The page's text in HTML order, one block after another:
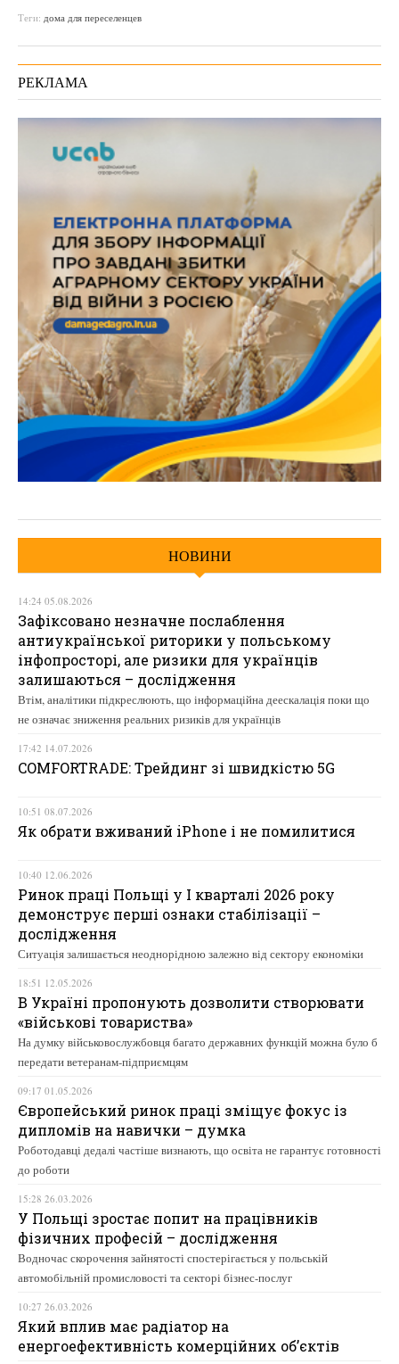
Теги: дома для переселенцев
РЕКЛАМА
НОВИНИ
14:24 05.08.2026
Зафіксовано незначне послаблення
антиукраїнської риторики у польському
інфопросторі, але ризики для українців
залишаються – дослідження
Втім, аналітики підкреслюють, що інформаційна деескалація поки що
не означає зниження реальних ризиків для українців
17:42 14.07.2026
COMFORTRADE: Трейдинг зі швидкістю 5G
10:51 08.07.2026
Як обрати вживаний iPhone і не помилитися
10:40 12.06.2026
Ринок праці Польщі у І кварталі 2026 року
демонструє перші ознаки стабілізації –
дослідження
Ситуація залишається неоднорідною залежно від сектору економіки
18:51 12.05.2026
В Україні пропонують дозволити створювати
«військові товариства»
На думку військовослужбовця багато державних функцій можна було б
передати ветеранам-підприємцям
09:17 01.05.2026
Європейський ринок праці зміщує фокус із
дипломів на навички – думка
Роботодавці дедалі частіше визнають, що освіта не гарантує готовності
до роботи
15:28 26.03.2026
У Польщі зростає попит на працівників
фізичних професій – дослідження
Водночас скорочення зайнятості спостерігається у польській
автомобільній промисловості та секторі бізнес-послуг
10:27 26.03.2026
Який вплив має радіатор на
енергоефективність комерційних об’єктів